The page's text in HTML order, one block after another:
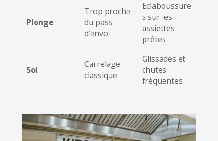
Plonge
Trop proche
du pass
d’envoi
Éclaboussure
s sur les
assiettes
prêtes
Sol
Carrelage
classique
Glissades et
chutes
fréquentes